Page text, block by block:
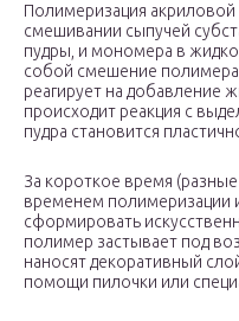
Полимеризация акриловой
смешивании сыпучей
пудры, и мономера в
собой смешение полимера
реагирует на добавление
происходит реакция с
пудра становится
За короткое время
временем полимеризации
сформировать
полимер застывает под
наносят декоративный
помощи пилочки или